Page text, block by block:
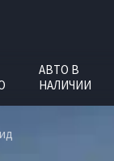
АВТО В
НАЛИЧИИ